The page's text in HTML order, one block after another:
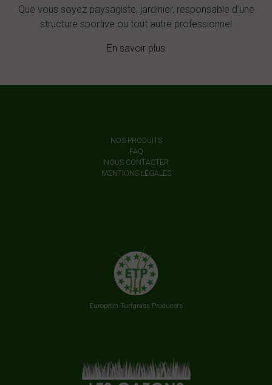
Que vous soyez paysagiste, jardinier, responsable d’une
structure sportive ou tout autre professionnel
En savoir plus
NOS PRODUITS
FAQ
NOUS CONTACTER
MENTIONS LÉGALES
European Turfgrass Producers